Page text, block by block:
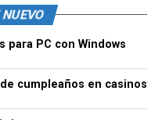
NUEVO
para PC con Windows
cumpleaños en casinos